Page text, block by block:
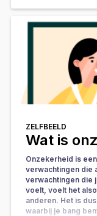
ZELFBEELD
Wat is
Onzekerheid is
verwachtingen die
verwachtingen die
voelt, voelt het
anderen. Het is
waarbij je bang